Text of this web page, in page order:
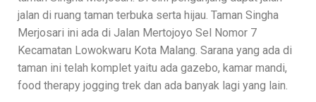
jalan di ruang taman terbuka serta hijau. Taman Singha
Merjosari ini ada di Jalan Mertojoyo Sel Nomor 7
Kecamatan Lowokwaru Kota Malang. Sarana yang ada di
taman ini telah komplet yaitu ada gazebo, kamar mandi,
food therapy jogging trek dan ada banyak lagi yang lain.